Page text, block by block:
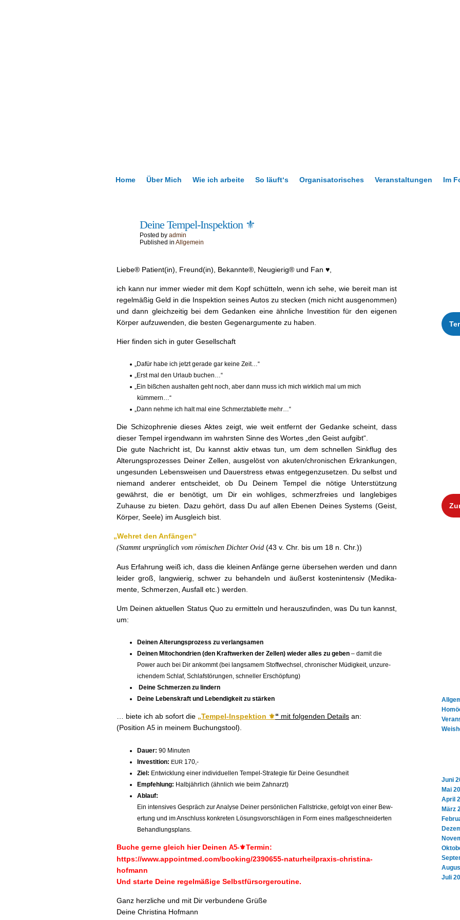
Home Über Mich Wie ich arbeite So läuft‘s Organisatorisches Veranstaltungen Im
Deine Tempel-Inspektion ⚜️
Posted by admin
Published in Allgemein
Liebe® Patient(in), Freund(in), Bekan­nte®, Neugierig® und Fan ♥️,
ich kann nur immer wieder mit dem Kopf schüt­teln, wenn ich sehe, wie bere­it man ist
regelmäßig Geld in die Inspek­tion seines Autos zu steck­en (mich nicht ausgenom­men)
und dann gle­ichzeit­ig bei dem Gedanken eine ähn­liche Investi­tion für den eige­nen
Kör­p­er aufzuwen­den, die besten Gege­nar­gu­mente zu haben.
Hier find­en sich in guter Gesellschaft
„Dafür habe ich jet­zt ger­ade gar keine Zeit…“
„Erst mal den Urlaub buchen…“
„Ein bißchen aushal­ten geht noch, aber dann muss ich mich wirk­lich mal um mich
kümmern…“
„Dann nehme ich halt mal eine Schmerztablette mehr…“
Die Schiz­o­phre­nie dieses Aktes zeigt, wie weit ent­fer­nt der Gedanke scheint, dass
dieser Tem­pel irgend­wann im wahrsten Sinne des Wortes „den Geist aufgibt“.
Die gute Nachricht ist, Du kannst aktiv etwas tun, um dem schnellen Sink­flug des
Alterung­sprozess­es Dein­er Zellen, aus­gelöst von akuten/chronischen Erkrankun­gen,
unge­sun­den Lebensweisen und Dauer­stress etwas ent­ge­gen­zuset­zen. Du selb­st und
nie­mand ander­er entschei­det, ob Du Deinem Tem­pel die nötige Unter­stützung
gewährst, die er benötigt, um Dir ein wohliges, schmerzfreies und lan­glebiges
Zuhause zu bieten. Dazu gehört, dass Du auf allen Ebe­nen Deines Sys­tems (Geist,
Kör­p­er, Seele) im Aus­gle­ich bist.
„Wehret den Anfän­gen“
(Stammt ursprünglich vom römis­chen Dichter Ovid (43 v. Chr. bis um 18 n. Chr.))
Aus Erfahrung weiß ich, dass die kleinen Anfänge gerne überse­hen wer­den und dann
lei­der groß, lang­wierig, schw­er zu behan­deln und äußerst kosten­in­ten­siv (Medika­
mente, Schmerzen, Aus­fall etc.) werden.
Um Deinen aktuellen Sta­tus Quo zu ermit­teln und her­auszufind­en, was Du tun kannst,
um:
Deinen Alterung­sprozess zu verlangsamen
Deinen Mito­chon­drien (den Kraftwerken der Zellen) wieder alles zu geben – damit die
Pow­er auch bei Dir ankommt (bei langsamem Stof­fwech­sel, chro­nis­ch­er Müdigkeit, unzure­
ichen­dem Schlaf, Schlaf­störun­gen, schneller Erschöpfung)
Deine Schmerzen zu lindern
Deine Leben­skraft und Lebendigkeit zu stärken
… biete ich ab sofort die „Tem­pel-Inspek­tion ⚜️“ mit fol­gen­den Details an:
(Posi­tion A5 in meinem Buchungstool).
Dauer: 90 Minuten
Investi­tion: EUR 170,-
Ziel: Entwick­lung ein­er indi­vidu­ellen Tem­pel-Strate­gie für Deine Gesundheit
Empfehlung: Hal­b­jährlich (ähn­lich wie beim Zahnarzt)
Ablauf:
Ein inten­sives Gespräch zur Analyse Dein­er per­sön­lichen Fall­stricke, gefol­gt von ein­er Bew­
er­tung und im Anschluss konkreten Lösungsvorschlä­gen in Form eines maßgeschnei­derten
Behandlungsplans.
Buche gerne gle­ich hier Deinen A5-⚜️Termin:
https://www.appointmed.com/booking/2390655-naturheilpraxis-christina-
hofmann
Und starte Deine regelmäßige Selbstfürsorgeroutine.
Ganz her­zliche und mit Dir ver­bun­dene Grüße
Deine Christi­na Hofmann
Juni
Mai
April
März
Juli